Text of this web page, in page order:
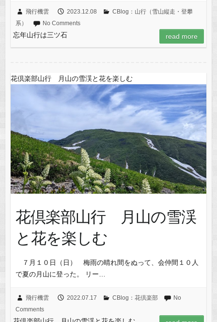
飛行機雲 2023.12.08
CBlog：山行（雪山縦走・登攀
系）
No Comments
忘年山行は三ツ石 read more
花倶楽部山行 月山の雪渓と花を楽しむ
花倶楽部山行 月山の雪渓
と花を楽しむ
７月１０日（日） 梅雨の晴れ間をぬって、会仲間１０人
で夏の月山に登った。 リー…
飛行機雲 2022.07.17 CBlog：花倶楽部
No
Comments